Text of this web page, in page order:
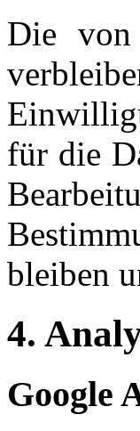
Die von
für die
bleiben
4.
Google